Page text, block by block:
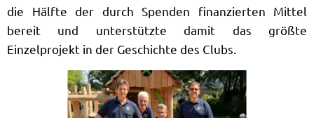
die Hälfte der durch Spenden finanzierten Mittel
bereit und unterstützte damit das größte
Einzelprojekt in der Geschichte des Clubs.